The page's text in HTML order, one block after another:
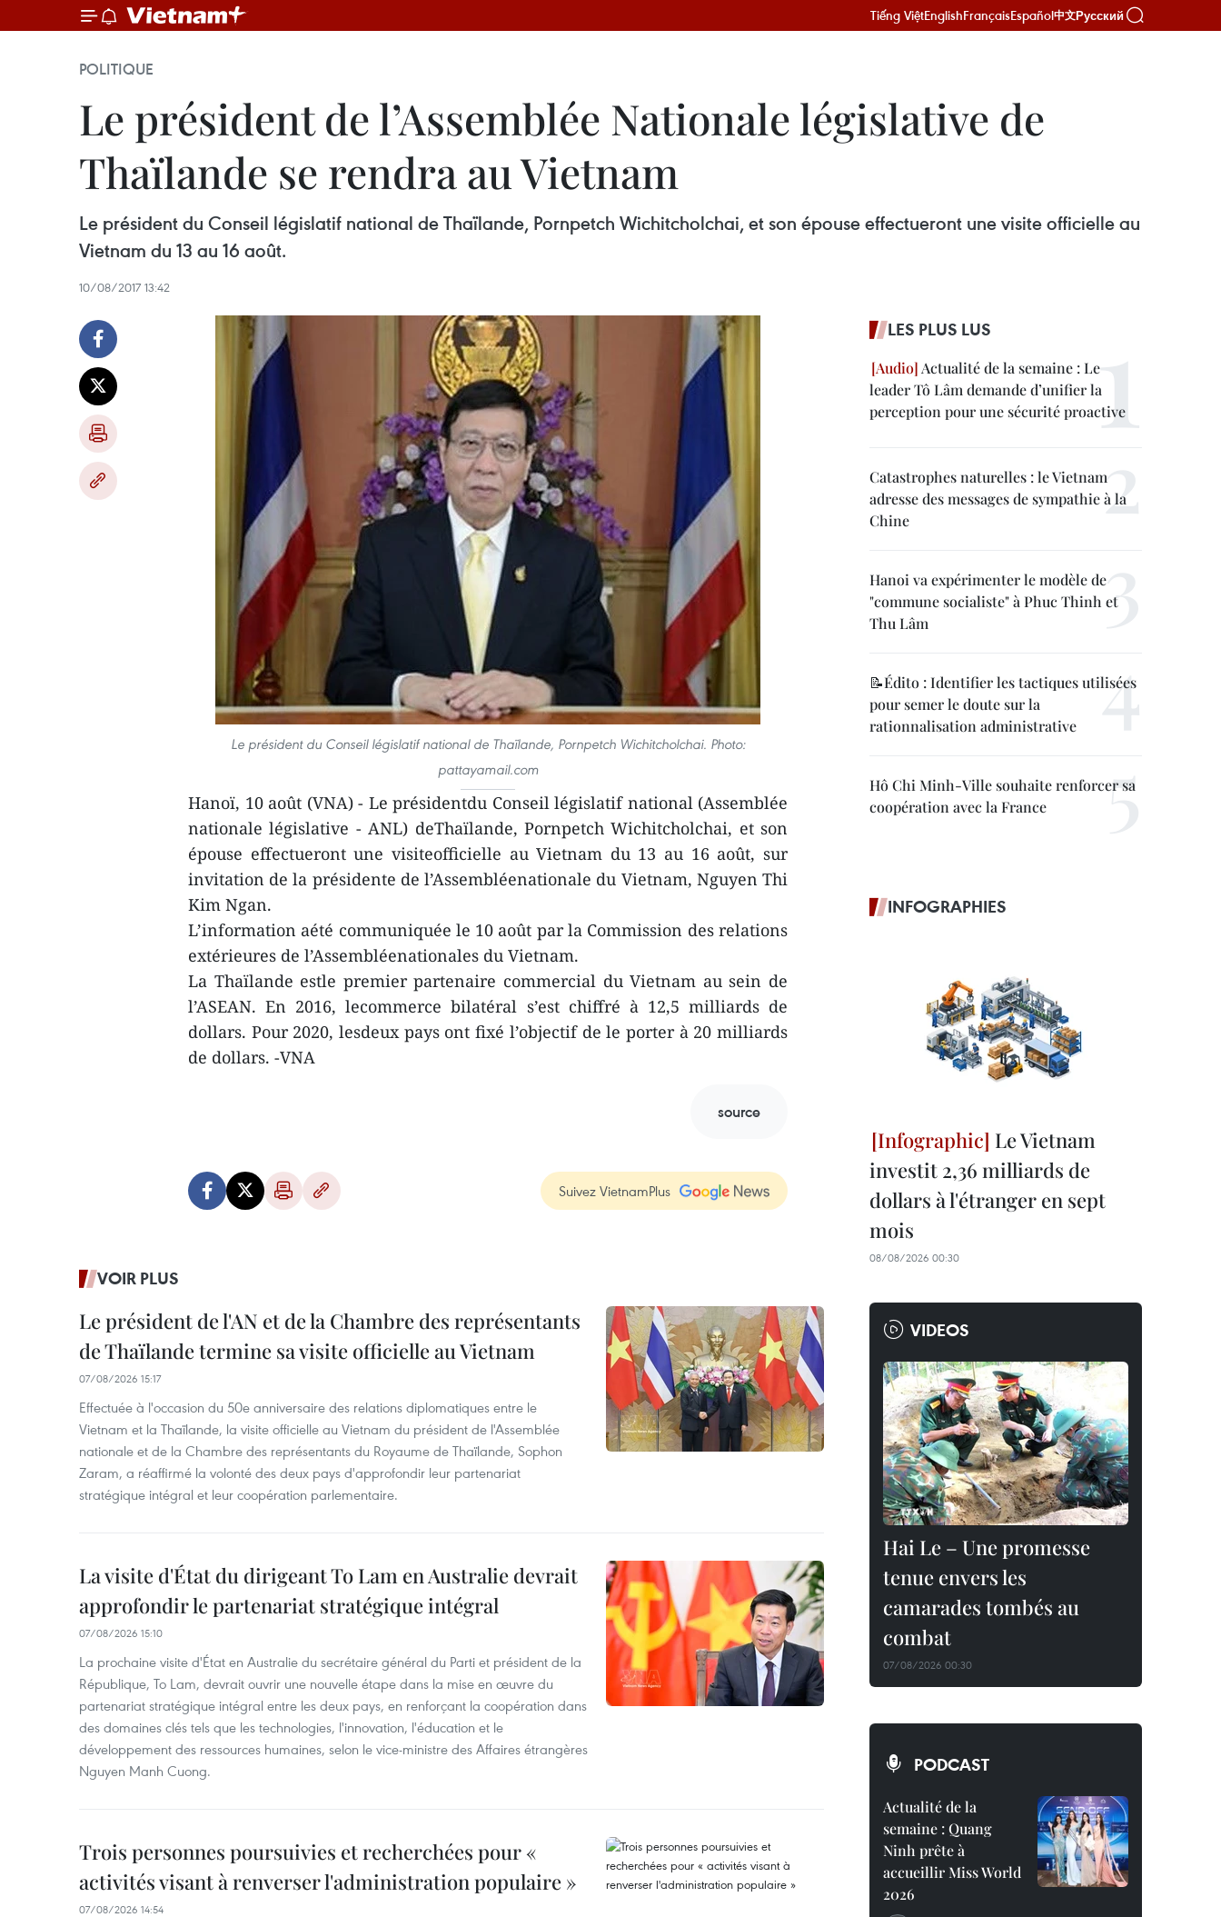
Tiếng ViệtEnglishFrançaisEspañol中文Русский
POLITIQUE
Le président de l’Assemblée Nationale législative de
Thaïlande se rendra au Vietnam
Le président du Conseil législatif national de Thaïlande, Pornpetch Wichitcholchai, et son épouse effectueront une visite officielle au
Vietnam du 13 au 16 août.
10/08/2017 13:42
Le président du Conseil législatif national de Thaïlande, Pornpetch Wichitcholchai. Photo:
pattayamail.com
Hanoï, 10 août (VNA) - Le présidentdu Conseil législatif national (Assemblée
nationale législative - ANL) deThaïlande, Pornpetch Wichitcholchai, et son
épouse effectueront une visiteofficielle au Vietnam du 13 au 16 août, sur
invitation de la présidente de l’Assembléenationale du Vietnam, Nguyen Thi
Kim Ngan.
L’information aété communiquée le 10 août par la Commission des relations
extérieures de l’Assembléenationales du Vietnam.
La Thaïlande estle premier partenaire commercial du Vietnam au sein de
l’ASEAN. En 2016, lecommerce bilatéral s’est chiffré à 12,5 milliards de
dollars. Pour 2020, lesdeux pays ont fixé l’objectif de le porter à 20 milliards
de dollars. -VNA
source
Suivez VietnamPlus
VOIR PLUS
Le président de l'AN et de la Chambre des représentants
de Thaïlande termine sa visite officielle au Vietnam
07/08/2026 15:17
Effectuée à l'occasion du 50e anniversaire des relations diplomatiques entre le
Vietnam et la Thaïlande, la visite officielle au Vietnam du président de l'Assemblée
nationale et de la Chambre des représentants du Royaume de Thaïlande, Sophon
Zaram, a réaffirmé la volonté des deux pays d'approfondir leur partenariat
stratégique intégral et leur coopération parlementaire.
La visite d'État du dirigeant To Lam en Australie devrait
approfondir le partenariat stratégique intégral
07/08/2026 15:10
La prochaine visite d'État en Australie du secrétaire général du Parti et président de la
République, To Lam, devrait ouvrir une nouvelle étape dans la mise en œuvre du
partenariat stratégique intégral entre les deux pays, en renforçant la coopération dans
des domaines clés tels que les technologies, l'innovation, l'éducation et le
développement des ressources humaines, selon le vice-ministre des Affaires étrangères
Nguyen Manh Cuong.
Trois personnes poursuivies et recherchées pour «
activités visant à renverser l'administration populaire »
07/08/2026 14:54
LES PLUS LUS
Actualité de la semaine : Le
leader Tô Lâm demande d’unifier la
perception pour une sécurité proactive
Catastrophes naturelles : le Vietnam
adresse des messages de sympathie à la
Chine
Hanoi va expérimenter le modèle de
"commune socialiste" à Phuc Thinh et
Thu Lâm
📝Édito : Identifier les tactiques utilisées
pour semer le doute sur la
rationnalisation administrative
Hô Chi Minh-Ville souhaite renforcer sa
coopération avec la France
INFOGRAPHIES
Le Vietnam
investit 2,36 milliards de
dollars à l'étranger en sept
mois
08/08/2026 00:30
VIDEOS
Hai Le – Une promesse
tenue envers les
camarades tombés au
combat
07/08/2026 00:30
PODCAST
Actualité de la
semaine : Quang
Ninh prête à
accueillir Miss World
2026